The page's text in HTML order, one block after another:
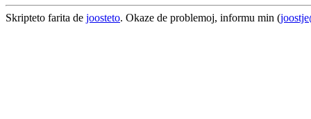
Skripteto farita de joosteto. Okaze de problemoj, informu min (